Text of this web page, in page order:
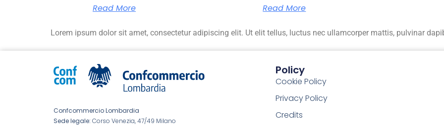
Read More Read More
Lorem ipsum dolor sit amet, consectetur adipiscing elit. Ut elit tellus, luctus nec ullamcorper mattis, pulvinar
Confcommercio Lombardia
Sede legale: Corso Venezia, 47/49 Milano
Policy
Cookie Policy
Privacy Policy
Credits